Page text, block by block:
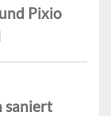
Pixio
saniert